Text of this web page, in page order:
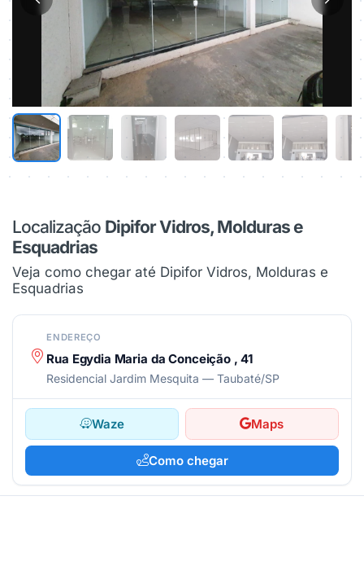
Localização Dipifor Vidros, Molduras e
Esquadrias
Veja como chegar até Dipifor Vidros, Molduras e
Esquadrias
ENDEREÇO
Rua Egydia Maria da Conceição , 41
Residencial Jardim Mesquita — Taubaté/SP
Waze Maps
Como chegar